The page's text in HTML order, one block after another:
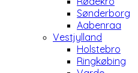
Sønderborg
Aabenraa
Vestjylland
Holstebro
Ringkøbing